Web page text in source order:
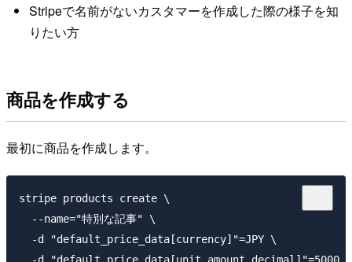
Stripeで名前がないカスタマーを作成した際の様子を知
りたい方
商品を作成する
最初に商品を作成します。
stripe products create \
  --name="特別な記事" \
  -d "default_price_data[currency]"=JPY \